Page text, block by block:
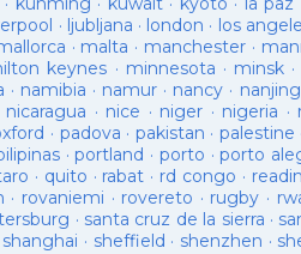
· ljubljana · london · los
· malta · manchester ·
keynes · minnesota · minsk·
· namibia · namur · nancy · nanjing
nicaragua · nice · niger · nigeria ·
· padova · pakistan · palestine
·portland · porto ·porto
· quito · rabat · rd congo ·
· rovaniemi · rovereto · rugby ·
· santa cruz de la sierra ·
shanghai · sheffield · shenzhen ·